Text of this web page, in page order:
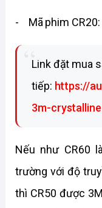
- Mã phim CR20:
Link đặt mua
tiếp: https://
3m-
Nếu như CR60
trường với độ
thì CR50 được